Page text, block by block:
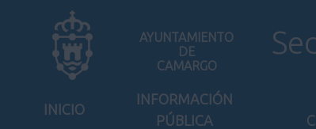
AYUNTAMIENTO
DE
CAMARGO
INICIO
INFORMACIÓN
PÚBLICA